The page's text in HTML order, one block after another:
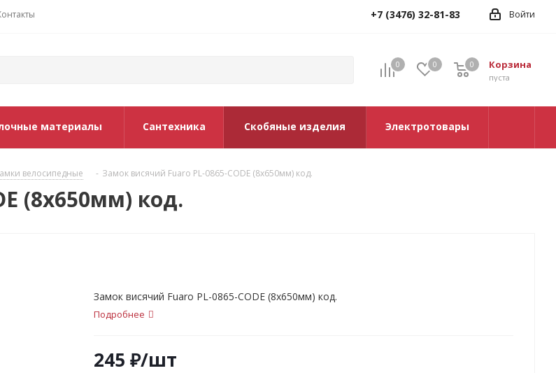
Войти
+7 (3476) 32-81-83
0 0 Корзина
0
пуста
0
материалы Сантехника Скобяные изделия Электротовары
велосипедные - Замок висячий Fuaro PL-0865-CODE (8х650мм) код.
(8х650мм) код.
Замок висячий Fuaro PL-0865-CODE (8х650мм) код.
Подробнее
245 ₽/шт